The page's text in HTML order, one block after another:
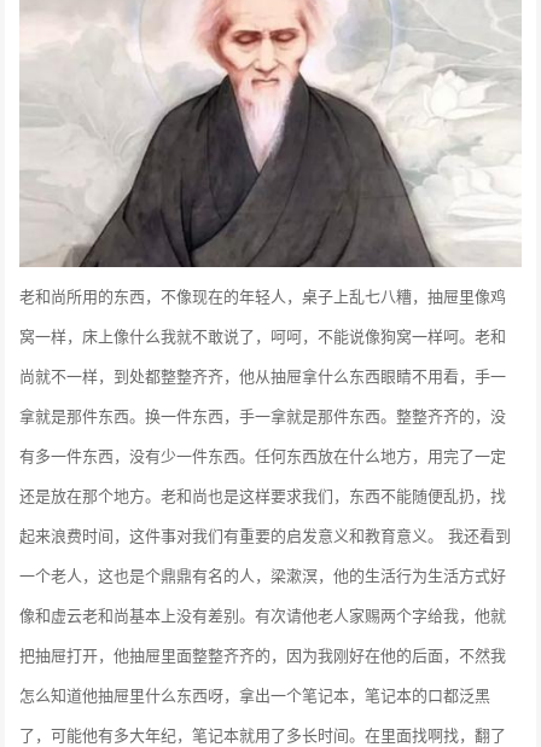
老和尚所用的东西，不像现在的年轻人，桌子上乱七八糟，抽屉里像鸡
窝一样，床上像什么我就不敢说了，呵呵，不能说像狗窝一样呵。老和
尚就不一样，到处都整整齐齐，他从抽屉拿什么东西眼睛不用看，手一
拿就是那件东西。换一件东西，手一拿就是那件东西。整整齐齐的，没
有多一件东西，没有少一件东西。任何东西放在什么地方，用完了一定
还是放在那个地方。老和尚也是这样要求我们，东西不能随便乱扔，找
起来浪费时间，这件事对我们有重要的启发意义和教育意义。 我还看到
一个老人，这也是个鼎鼎有名的人，梁漱溟，他的生活行为生活方式好
像和虚云老和尚基本上没有差别。有次请他老人家赐两个字给我，他就
把抽屉打开，他抽屉里面整整齐齐的，因为我刚好在他的后面，不然我
怎么知道他抽屉里什么东西呀，拿出一个笔记本，笔记本的口都泛黑
了，可能他有多大年纪，笔记本就用了多长时间。在里面找啊找，翻了